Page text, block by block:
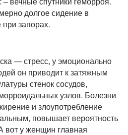
долгое сидение в
запорах.
— стресс, у эмоционально
он приводит к затяжным
стенок сосудов,
узлов. Болезни
и злоупотребление
повышает вероятность
вот у женщин главная